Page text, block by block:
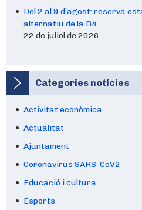
Del 2 al 9 d’agost: reserva
alternatiu de la R4
22 de juliol de 2026
Categories notícies
Activitat econòmica
Actualitat
Ajuntament
Coronavirus SARS-CoV2
Educació i cultura
Esports